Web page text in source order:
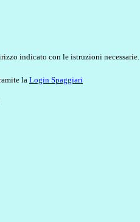
indicato con le istruzioni necessarie.
la Login Spaggiari